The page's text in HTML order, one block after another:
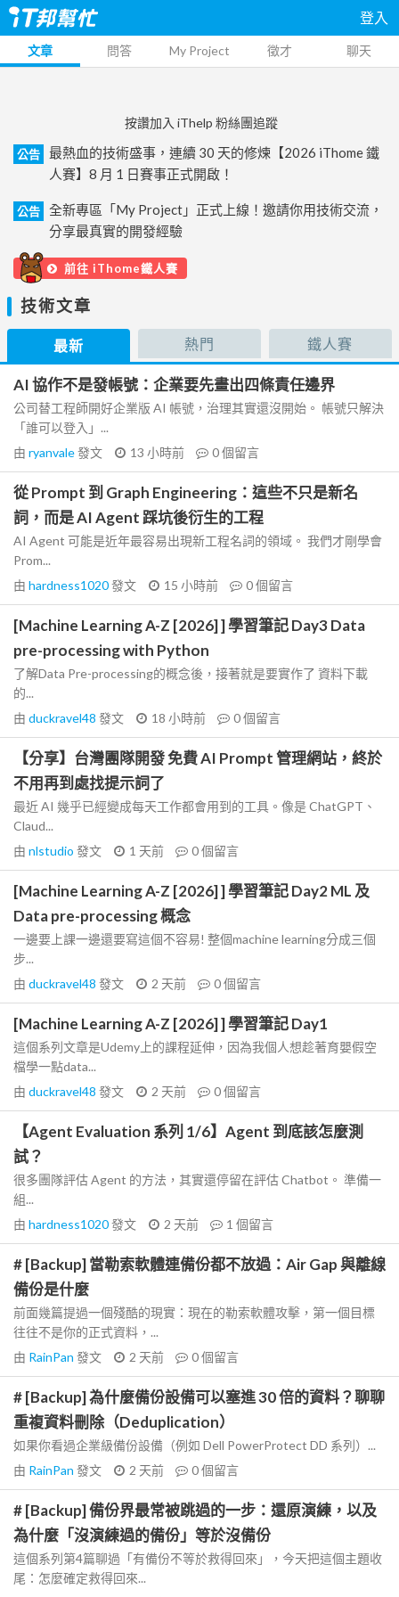
登入
文章 問答 My Project 徵才 聊天
按讚加入 iThelp 粉絲團追蹤
公告
最熱血的技術盛事，連續 30 天的修煉【2026 iThome 鐵
人賽】8 月 1 日賽事正式開啟！
公告
全新專區「My Project」正式上線！邀請你用技術交流，
分享最真實的開發經驗
前往 iThome鐵人賽
技術文章
最新 熱門 鐵人賽
AI 協作不是發帳號：企業要先畫出四條責任邊界
公司替工程師開好企業版 AI 帳號，治理其實還沒開始。 帳號只解決
「誰可以登入」...
由 ryanvale發文 13 小時前 0個留言
從 Prompt 到 Graph Engineering：這些不只是新名
詞，而是 AI Agent 踩坑後衍生的工程
AI Agent 可能是近年最容易出現新工程名詞的領域。 我們才剛學會
Prom...
由 hardness1020發文 15 小時前 0個留言
[Machine Learning A-Z [2026] ] 學習筆記 Day3 Data
pre-processing with Python
了解Data Pre-processing的概念後，接著就是要實作了 資料下載
的...
由 duckravel48 發文 18 小時前 0個留言
【分享】台灣團隊開發 免費 AI Prompt 管理網站，終於
不用再到處找提示詞了
最近 AI 幾乎已經變成每天工作都會用到的工具。像是 ChatGPT、
Claud...
由 nlstudio 發文 1 天前 0個留言
[Machine Learning A-Z [2026] ] 學習筆記 Day2 ML 及
Data pre-processing 概念
一邊要上課一邊還要寫這個不容易! 整個machine learning分成三個
步...
由 duckravel48 發文 2 天前 0個留言
[Machine Learning A-Z [2026] ] 學習筆記 Day1
這個系列文章是Udemy上的課程延伸，因為我個人想趁著育嬰假空
檔學一點data...
由 duckravel48 發文 2 天前 0個留言
【Agent Evaluation 系列 1/6】Agent 到底該怎麼測
試？
很多團隊評估 Agent 的方法，其實還停留在評估 Chatbot。 準備一
組...
由 hardness1020發文 2 天前 1 個留言
# [Backup] 當勒索軟體連備份都不放過：Air Gap 與離線
備份是什麼
前面幾篇提過一個殘酷的現實：現在的勒索軟體攻擊，第一個目標
往往不是你的正式資料，...
由 RainPan 發文 2 天前 0個留言
# [Backup] 為什麼備份設備可以塞進 30 倍的資料？聊聊
重複資料刪除（Deduplication）
如果你看過企業級備份設備（例如 Dell PowerProtect DD 系列）...
由 RainPan 發文 2 天前 0個留言
# [Backup] 備份界最常被跳過的一步：還原演練，以及
為什麼「沒演練過的備份」等於沒備份
這個系列第4篇聊過「有備份不等於救得回來」，今天把這個主題收
尾：怎麼確定救得回來...